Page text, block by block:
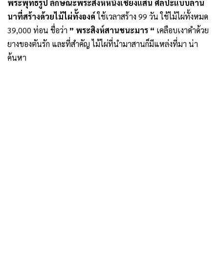
พระพุทธรูป ลักษณะพระสิงห์หนึ่งเชียงแสน ศิลปะแบบล้าน
นาที่สร้างด้วยไม้ไผ่ทั้งองค์ใช้เวลาสร้าง 99 วัน ใช้ไม้ไผ่ทั้งหมด
39,000 ท่อน ชื่อว่า ” พระสิงห์สานชนะมาร “ เคลือบเงาดำด้วย
ยางของตันรัก และที่สำคัญ ไม้ไผ่ที่นำมาสานก็มีแหล่งที่มา น่า
ค้นหา